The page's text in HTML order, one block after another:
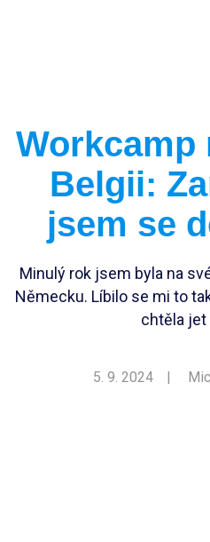
Dlouhodobé projekty
Školení
Stáže
Členství pro INEXáky
FAQ workcampy v
FAQ vedoucí
Jako jednodlivec
Jako
Workcamp
Belgii:
jsem se
Minulý rok jsem byla na
Německu. Líbilo se mi to
chtěla jet
5. 9. 2024 |